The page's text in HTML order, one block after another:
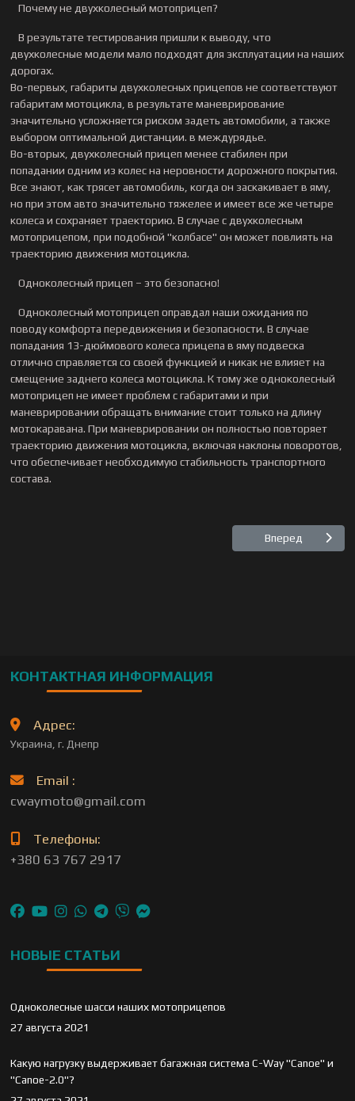
Почему не двухколесный мотоприцеп?
В результате тестирования пришли к выводу, что
двухколесные модели мало подходят для эксплуатации на наших
дорогах.
Во-первых, габариты двухколесных прицепов не соответствуют
габаритам мотоцикла, в результате маневрирование
значительно усложняется риском задеть автомобили, а также
выбором оптимальной дистанции. в междурядье.
Во-вторых, двухколесный прицеп менее стабилен при
попадании одним из колес на неровности дорожного покрытия.
Все знают, как трясет автомобиль, когда он заскакивает в яму,
но при этом авто значительно тяжелее и имеет все же четыре
колеса и сохраняет траекторию. В случае с двухколесным
мотоприцепом, при подобной "колбасе" он может повлиять на
траекторию движения мотоцикла.
Одноколесный прицеп – это безопасно!
Одноколесный мотоприцеп оправдал наши ожидания по
поводу комфорта передвижения и безопасности. В случае
попадания 13-дюймового колеса прицепа в яму подвеска
отлично справляется со своей функцией и никак не влияет на
смещение заднего колеса мотоцикла. К тому же одноколесный
мотоприцеп не имеет проблем с габаритами и при
маневрировании обращать внимание стоит только на длину
мотокаравана. При маневрировании он полностью повторяет
траекторию движения мотоцикла, включая наклоны поворотов,
что обеспечивает необходимую стабильность транспортного
состава.
Следующий:
Вперед
КОНТАКТНАЯ ИНФОРМАЦИЯ
Адрес:
Украина, г. Днепр
Email :
cwaymoto@gmail.com
Телефоны:
+380 63 767 2917
НОВЫЕ СТАТЬИ
Одноколесные шасси наших мотоприцепов
27 августа 2021
Какую нагрузку выдерживает багажная система C-Way "Canoe" и
"Canoe-2.0"?